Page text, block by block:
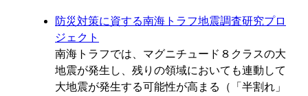
防災対策に資する南海トラフ地震調査研究プロ
ジェクト
南海トラフでは、マグニチュード８クラスの大
地震が発生し、残りの領域においても連動して
大地震が発生する可能性が高まる（「半割れ」